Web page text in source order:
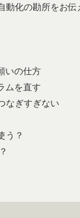
動化の勘所をお伝
いの仕方
ムを直す
なぎすぎない
う？